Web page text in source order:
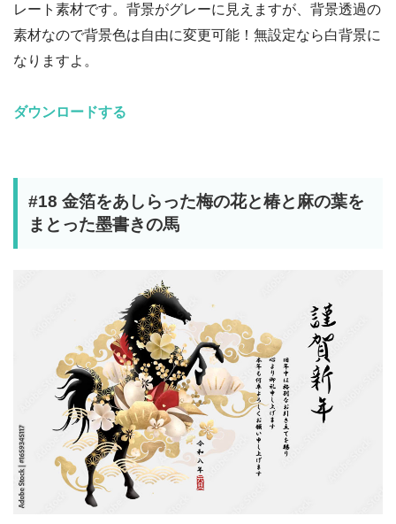
レート素材です。背景がグレーに見えますが、背景透過の
素材なので背景色は自由に変更可能！無設定なら白背景に
なりますよ。
ダウンロードする
#18 金箔をあしらった梅の花と椿と麻の葉を
まとった墨書きの馬